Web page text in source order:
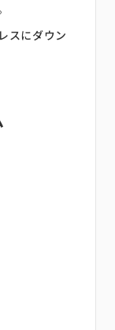
スにダウン